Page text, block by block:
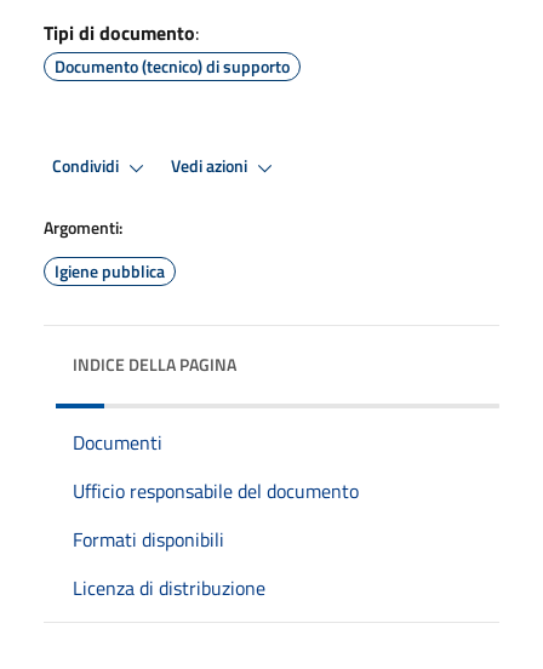
Tipi di documento:
Documento (tecnico) di supporto
Condividi Vedi azioni
Argomenti:
Igiene pubblica
INDICE DELLA PAGINA
Documenti
Ufficio responsabile del documento
Formati disponibili
Licenza di distribuzione